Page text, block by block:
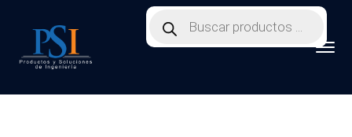
search